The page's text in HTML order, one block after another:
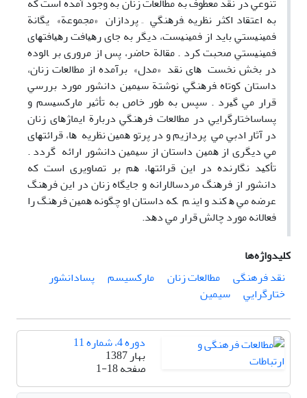
ﺑﻪ اﻋﺘﻘﺎد اﻛﺜﺮ ﻧﻈﺮﻳﻪ ِﻓﺮﻫﻨﮕﻲ ِ ﭘﺮدازان «ﻣﺠﻤﻮﻋﺔ» ﻳﮕﺎﻧﺔ
ﻓﻤﻴﻨﻴﺴﺘﻲ ﺑﺎﻳﺪ از ﻓﻤﻴﻨﻴﺴﺖ، دﻳﮕﺮ ﺑﻪ ﺟﺎی رﻫﻴﺎﻓﺖ رﻫﻴﺎﻓﺘﻬﺎی
ﻓﻤﻴﻨﻴﺴﺘﻲ ﺻﺤﺒﺖ ﻛﺮد . ﻣﻘﺎﻟﺔ ﺣﺎﺿﺮ، ﭘﺲ از ﻣﺮوری ﺑﺮ ﺎﻟﻮده
در ﺑﺨﺶ ﻧﺨﺴﺖ ﻫﺎی ﻧﻘﺪ «ﻣﺪل» ﺑﺮآﻣﺪه از ﻣﻄﺎﻟﻌﺎت زﻧﺎن،
داﺳﺘﺎن ﻛﻮﺗﺎه ِﻓﺮﻫﻨﮕﻲ ﻧﻮﺷﺘﺔ ﺳﻴﻤﻴﻦ داﻧﺸﻮر ﻣﻮرد ﺑﺮرﺳﻲ
ﻗﺮار ﻣﻲ ﮔﻴﺮد . ﺳﭙﺲ ﺑﻪ ﻃﻮر ﺧﺎص ﺑﻪ ﺗﺄﺛﻴﺮ ﻣﺎرﻛﺴﻴﺴﻢ و
ﭘﺴﺎﺳﺎﺧﺘﺎرﮔﺮاﻳﻲ در ﻣﻄﺎﻟﻌﺎت ﻓﺮﻫﻨﮕﻲ درﺑﺎرة اﻳﻤﺎژﻫﺎی زﻧﺎن
در آﺛﺎر ادﺑﻲ ﻣﻲ ﭘﺮدازﻳﻢ و در ﭘﺮﺗﻮ ﻫﻤﻴﻦ ﻧﻈﺮﻳﻪ ﻫﺎ، ﻗﺮاﺋﺘﻬﺎی
ﻣﻲ دﻳﮕﺮی از ﻫﻤﻴﻦ داﺳﺘﺎن از ﺳﻴﻤﻴﻦ داﻧﺸﻮر اراﺋﻪ ﮔﺮدد .
ﺗﺄﻛﻴﺪ ﻧﮕﺎرﻧﺪه در اﻳﻦ ﻗﺮاﺋﺘﻬﺎ، ﻫﻢ ﺑﺮ ﺗﺼﺎوﻳﺮی اﺳﺖ ﻛﻪ
داﻧﺸﻮر از ﻓﺮﻫﻨﮓ ﻣﺮدﺳﺎﻻراﻧﻪ و ﺟﺎﻳﮕﺎه زﻧﺎن در اﻳﻦ ﻓﺮﻫﻨﮓ
ﻋﺮﺿﻪ ﻣﻲ ﻫ ﻛﻨﺪ و اﻳﻨ ﻢ ﻜﻪ داﺳﺘﺎن او ﭼﮕﻮﻧﻪ ﻫﻤﻴﻦ ﻓﺮﻫﻨﮓ را
ﻓﻌﺎﻻﻧﻪ ﻣﻮرد ﭼﺎﻟﺶ ﻗﺮار ﻣﻲ دﻫﺪ.
کلیدواژه‌ها
ﻧﻘﺪ فرهنگی
ﻣﻄﺎﻟﻌﺎت زﻧﺎن مارکسیسم
پساداﻧﺸﻮر
ﺧﺘﺎرﮔﺮاﻳﻲ
سیمین
دوره 4، شماره 11
بهار 1387
صفحه1-18